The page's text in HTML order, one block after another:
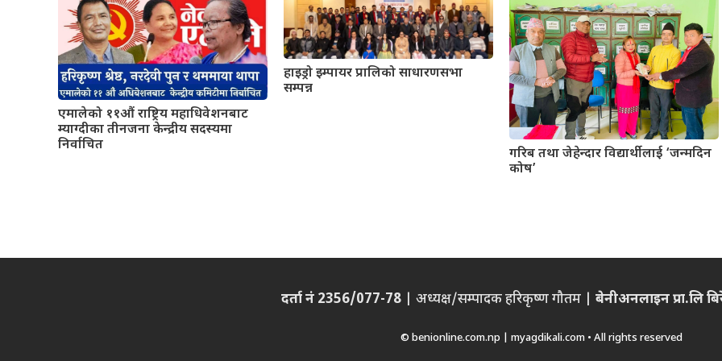
एमालेको ११औं राष्ट्रिय महाधिवेशनबाट
म्याग्दीका तीनजना केन्द्रीय सदस्यमा
निर्वाचित
हाइड्रो इम्पायर प्रालिको साधारणसभा
सम्पन्न
गरिब तथा जेहेन्दार विद्यार्थीलाई ‘जन्मदिन
कोष’
दर्ता नं 2356/077-78| अध्यक्ष/सम्पादक हरिकृष्ण गौतम | बेनीअनलाइन प्रा.लि
© benionline.com.np | myagdikali.com • All rights reserved